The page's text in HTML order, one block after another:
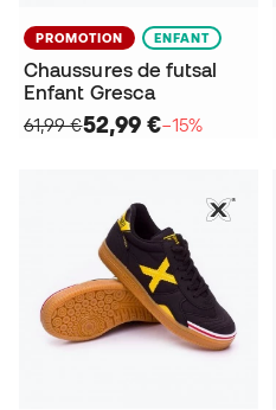
PROMOTION ENFANT
Chaussures de futsal
Enfant Gresca
61,99 €52,99 €−15%